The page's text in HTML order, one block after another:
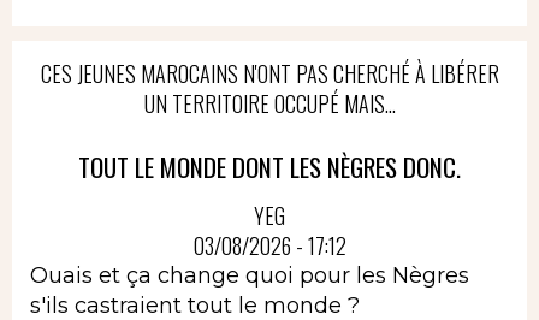
CES JEUNES MAROCAINS N'ONT PAS CHERCHÉ À LIBÉRER
UN TERRITOIRE OCCUPÉ MAIS...
TOUT LE MONDE DONT LES NÈGRES DONC.
YEG
03/08/2026 - 17:12
Ouais et ça change quoi pour les Nègres
s'ils castraient tout le monde ?